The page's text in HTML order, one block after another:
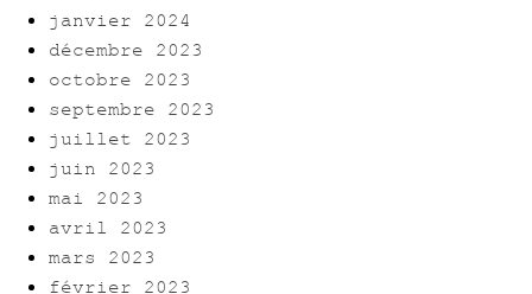
janvier 2024
décembre 2023
octobre 2023
septembre 2023
juillet 2023
juin 2023
mai 2023
avril 2023
mars 2023